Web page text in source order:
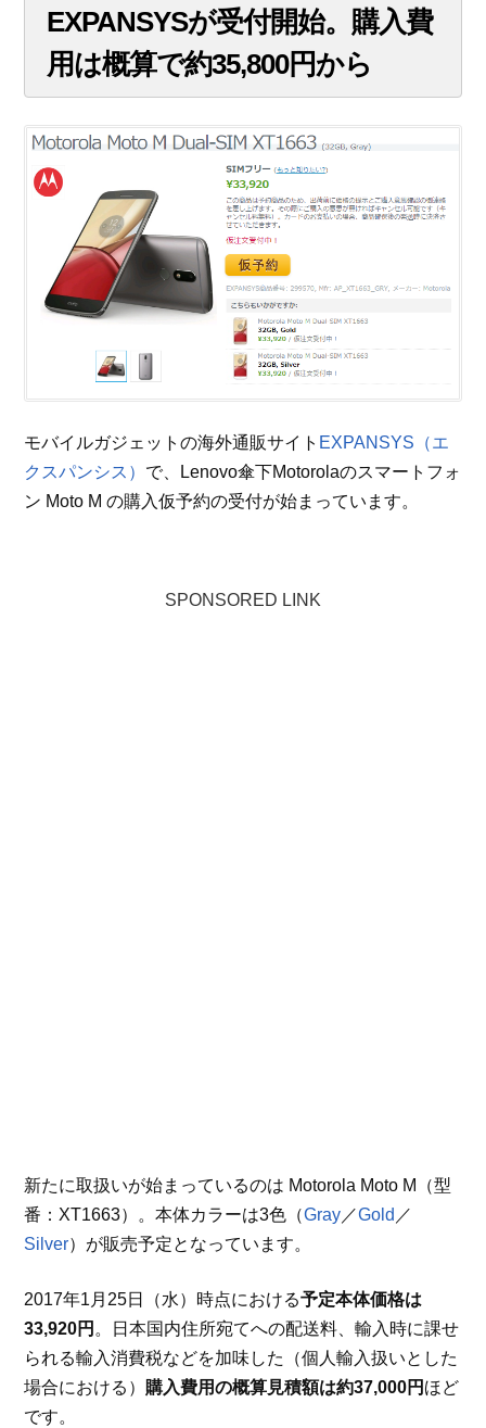
EXPANSYSが受付開始。購入費
用は概算で約35,800円から
モバイルガジェットの海外通販サイト EXPANSYS（エ
クスパンシス） で、Lenovo傘下Motorolaのスマートフォ
ン Moto M の購入仮予約の受付が始まっています。
SPONSORED LINK
新たに取扱いが始まっているのは Motorola Moto M（型
番：XT1663）。本体カラーは3色（Gray ／Gold ／
Silver）が販売予定となっています。
2017年1月25日（水）時点における予定本体価格は
33,920円 。日本国内住所宛てへの配送料、輸入時に課せ
られる輸入消費税などを加味した（個人輸入扱いとした
場合における） 購入費用の概算見積額は約37,000円 ほど
です。